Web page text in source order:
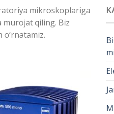
mikroskoplariga
murojat qiling. Biz